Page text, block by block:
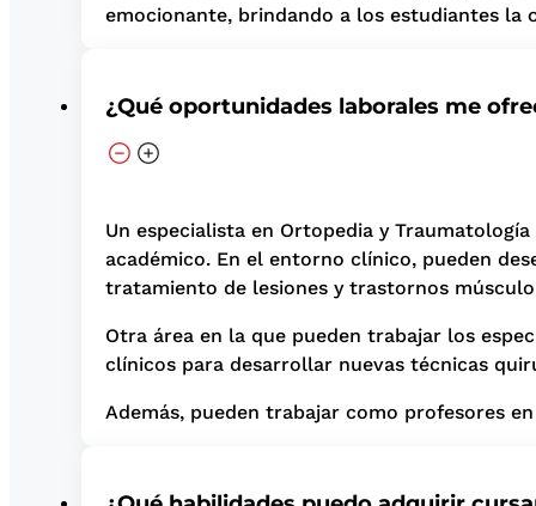
emocionante, brindando a los estudiantes la
¿Qué oportunidades laborales me
Un especialista en Ortopedia y
académico. En el entorno clínico, pueden
tratamiento de lesiones y trastornos
Otra área en la que pueden trabajar los
clínicos para desarrollar nuevas técnicas
Además, pueden trabajar como profesores